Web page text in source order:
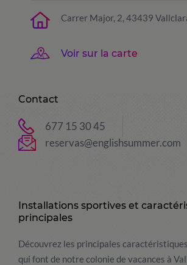
Carrer Major, 2, 43439
Voir sur la carte
Contact
677 15 30 45
reservas@englishsummer.com
Installations sportives et
principales
Découvrez les principales
qui font de notre colonie de vacances à